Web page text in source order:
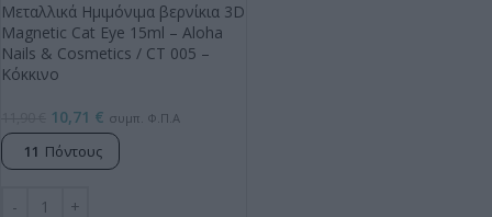
Μεταλλικά Ημιμόνιμα βερνίκια 3D
Magnetic Cat Eye 15ml – Aloha
Nails & Cosmetics / CT 005 –
Κόκκινο
10,71 € συμπ. Φ.Π.Α
11 Πόντους